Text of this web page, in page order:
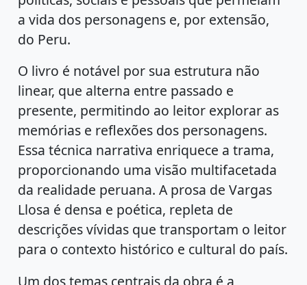
a vida dos personagens e, por extensão,
do Peru.
O livro é notável por sua estrutura não
linear, que alterna entre passado e
presente, permitindo ao leitor explorar as
memórias e reflexões dos personagens.
Essa técnica narrativa enriquece a trama,
proporcionando uma visão multifacetada
da realidade peruana. A prosa de Vargas
Llosa é densa e poética, repleta de
descrições vívidas que transportam o leitor
para o contexto histórico e cultural do país.
Um dos temas centrais da obra é a